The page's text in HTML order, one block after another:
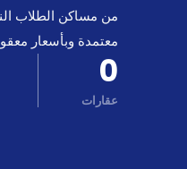
المساعدة
من مساكن الطلاب
معتمدة وبأسعار
0
عقارات